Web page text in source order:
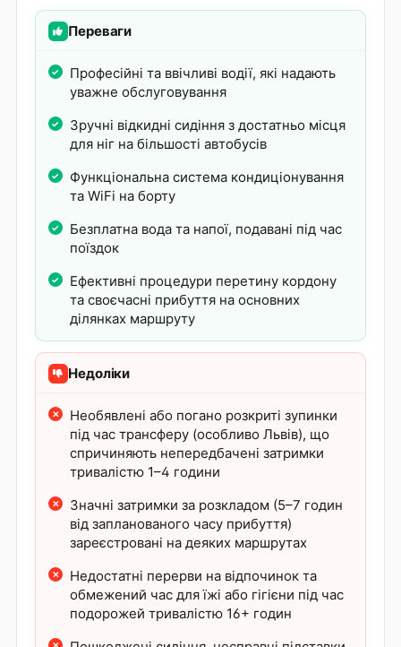
Переваги
Професійні та ввічливі водії, які надають
уважне обслуговування
Зручні відкидні сидіння з достатньо місця
для ніг на більшості автобусів
Функціональна система кондиціонування
та WiFi на борту
Безплатна вода та напої, подавані під час
поїздок
Ефективні процедури перетину кордону
та своєчасні прибуття на основних
ділянках маршруту
Недоліки
Необявлені або погано розкриті зупинки
під час трансферу (особливо Львів), що
спричиняють непередбачені затримки
тривалістю 1–4 години
Значні затримки за розкладом (5–7 годин
від запланованого часу прибуття)
зареєстровані на деяких маршрутах
Недостатні перерви на відпочинок та
обмежений час для їжі або гігієни під час
подорожей тривалістю 16+ годин